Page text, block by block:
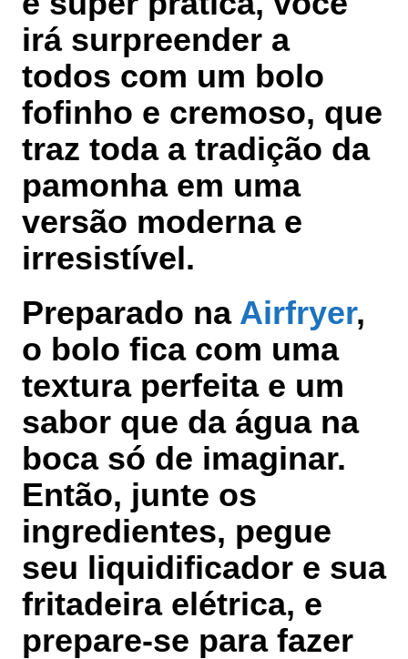
irá surpreender a
todos com um bolo
fofinho e cremoso, que
traz toda a tradição da
pamonha em uma
versão moderna e
irresistível.
Preparado na Airfryer,
o bolo fica com uma
textura perfeita e um
sabor que da água na
boca só de imaginar.
Então, junte os
ingredientes, pegue
seu liquidificador e sua
fritadeira elétrica, e
prepare-se para fazer